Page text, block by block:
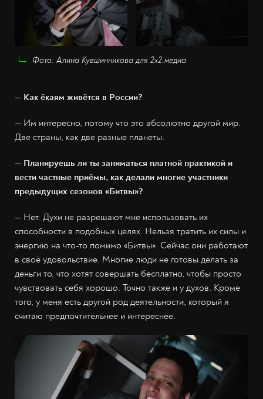
Фото: Алина Кувшинникова для 2х2.медиа
— Как ёкаям живётся в России?
— Им интересно, потому что это абсолютно другой мир.
Две страны, как две разные планеты.
— Планируешь ли ты заниматься платной практикой и
вести частные приёмы, как делали многие участники
предыдущих сезонов «Битвы»?
— Нет. Духи не разрешают мне использовать их
способности в подобных целях. Нельзя тратить их силы и
энергию на что-то помимо «Битвы». Сейчас они работают
в своё удовольствие. Многие люди не готовы делать за
деньги то, что хотят совершать бесплатно, чтобы просто
чувствовать себя хорошо. Точно также и у духов. Кроме
того, у меня есть другой род деятельности, который я
считаю предпочтительнее и интереснее.